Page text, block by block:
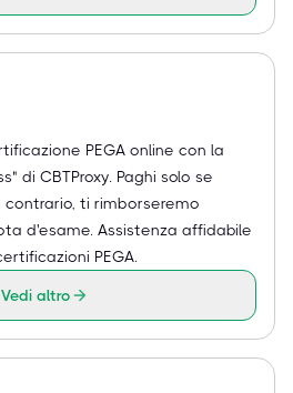
PEGA online con la
di CBTProxy. Paghi solo se
contrario, ti rimborseremo
d'esame. Assistenza affidabile
PEGA.
Vedi altro